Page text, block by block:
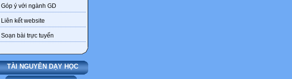
Góp ý với ngành GD
Liên kết website
Soạn bài trực tuyến
TÀI NGUYÊN DẠY HỌC